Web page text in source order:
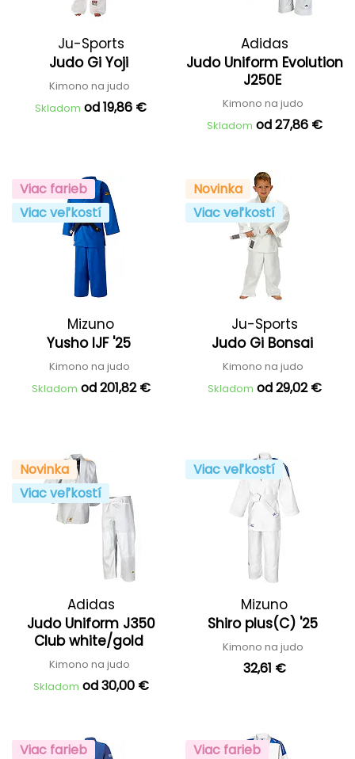
Ju-Sports
Judo Gi Yoji
Kimono na judo
Skladom od 19,86 €
Adidas
Judo Uniform Evolution
J250E
Kimono na judo
Skladom od 27,86 €
Viac farieb
Viac veľkostí
Mizuno
Yusho IJF '25
Kimono na judo
Skladom od 201,82 €
Novinka
Viac veľkostí
Ju-Sports
Judo Gi Bonsai
Kimono na judo
Skladom od 29,02 €
Novinka
Viac veľkostí
Adidas
Judo Uniform J350
Club white/gold
Kimono na judo
Skladom od 30,00 €
Viac veľkostí
Mizuno
Shiro plus(C) '25
Kimono na judo
32,61 €
Viac farieb Viac farieb